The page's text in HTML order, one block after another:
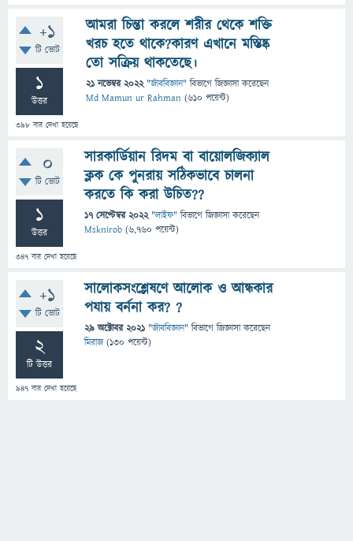
+1
টি ভোট
1
উত্তর
398 বার দেখা হয়েছে
আমরা চিন্তা করলে শরীর থেকে শক্তি
খরচ হতে থাকে?কারণ এখানে মস্তিষ্ক
তো সক্রিয় থাকতেছে।
21 নভেম্বর 2022 "জীববিজ্ঞান" বিভাগে জিজ্ঞাসাকরেছেন
Md Mamun ur Rahman (610 পয়েন্ট)
0
টি ভোট
1
উত্তর
347 বার দেখা হয়েছে
সারকার্ডিয়ান রিদম বা বায়োলজিক্যাল
ক্লক কে পুনরায় সঠিকভাবে চালনা
করতে কি করা উচিত??
17 সেপ্টেম্বর 2022 "লাইফ" বিভাগে জিজ্ঞাসাকরেছেন
Msknirob (6,760 পয়েন্ট)
+1
টি ভোট
2
টি উত্তর
947 বার দেখা হয়েছে
সালোকসংশ্লেষণে আলোক ও আন্ধকার
পযায় বর্ননা কর? ?
29 অক্টোবর 2021 "জীববিজ্ঞান" বিভাগে জিজ্ঞাসাকরেছেন
মিরাজ (130 পয়েন্ট)